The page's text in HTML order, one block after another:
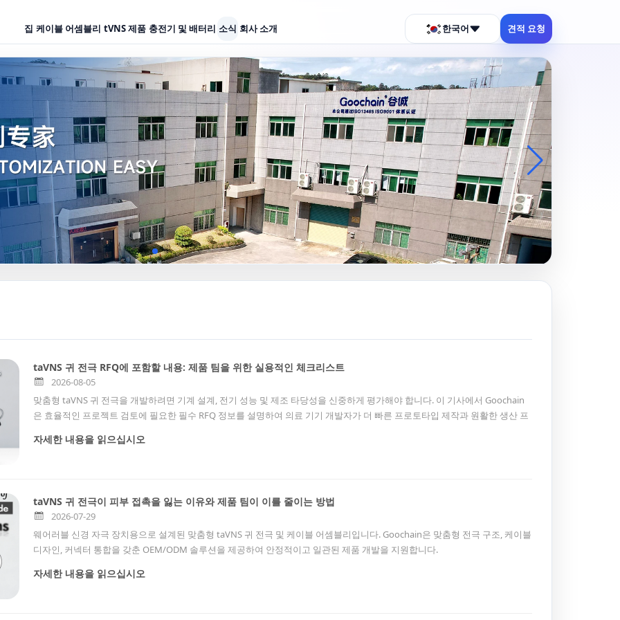
집 케이블 어셈블리 tVNS 제품 충전기 및 배터리 소식 회사 소개 한국어 견적 요청
taVNS 귀 전극 RFQ에 포함할 내용: 제품 팀을 위한 실용적인 체크리스트
2026-08-05
맞춤형 taVNS 귀 전극을 개발하려면 기계 설계, 전기 성능 및 제조 타당성을 신중하게 평가해야 합니다. 이 기사에서 Goochain
은 효율적인 프로젝트 검토에 필요한 필수 RFQ 정보를 설명하여 의료 기기 개발자가 더 빠른 프로토타입 제작과 원활한 생산 프
자세한 내용을 읽으십시오
taVNS 귀 전극이 피부 접촉을 잃는 이유와 제품 팀이 이를 줄이는 방법
2026-07-29
웨어러블 신경 자극 장치용으로 설계된 맞춤형 taVNS 귀 전극 및 케이블 어셈블리입니다. Goochain은 맞춤형 전극 구조, 케이블
디자인, 커넥터 통합을 갖춘 OEM/ODM 솔루션을 제공하여 안정적이고 일관된 제품 개발을 지원합니다.
자세한 내용을 읽으십시오